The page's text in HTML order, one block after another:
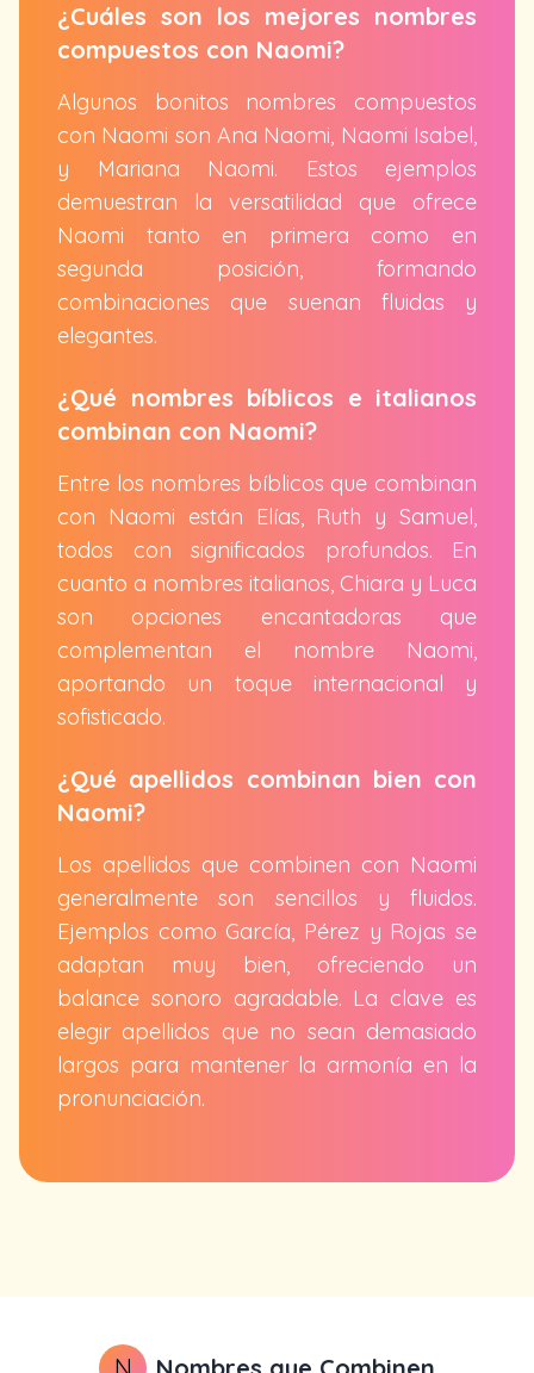
¿Cuáles son los mejores nombres
compuestos con Naomi?
Algunos bonitos nombres compuestos
con Naomi son Ana Naomi, Naomi Isabel,
y Mariana Naomi. Estos ejemplos
demuestran la versatilidad que ofrece
Naomi tanto en primera como en
segunda posición, formando
combinaciones que suenan fluidas y
elegantes.
¿Qué nombres bíblicos e italianos
combinan con Naomi?
Entre los nombres bíblicos que combinan
con Naomi están Elías, Ruth y Samuel,
todos con significados profundos. En
cuanto a nombres italianos, Chiara y Luca
son opciones encantadoras que
complementan el nombre Naomi,
aportando un toque internacional y
sofisticado.
¿Qué apellidos combinan bien con
Naomi?
Los apellidos que combinen con Naomi
generalmente son sencillos y fluidos.
Ejemplos como García, Pérez y Rojas se
adaptan muy bien, ofreciendo un
balance sonoro agradable. La clave es
elegir apellidos que no sean demasiado
largos para mantener la armonía en la
pronunciación.